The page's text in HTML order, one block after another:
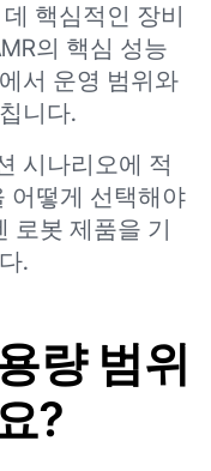
핵심적인 장비
의 핵심 성능
서 운영 범위와
니다.
시나리오에 적
어떻게 선택해야
로봇 제품을 기
.
량 범위
?